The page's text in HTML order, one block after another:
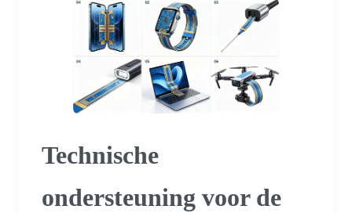
Technische
ondersteuning voor de